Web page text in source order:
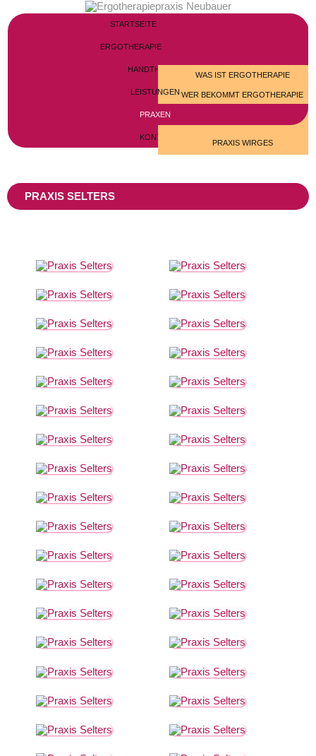
STARTSEITE
ERGOTHERAPIE
WAS IST ERGOTHERAPIE
WER BEKOMMT ERGOTHERAPIE
WO FINDET ERGOTHERAPIE STATT
HANDTHERAPIE
LEISTUNGEN
NEUROLOGIE
PRAXEN
PRAXIS WIRGES
KONTAKT
PRAXIS SELTERS